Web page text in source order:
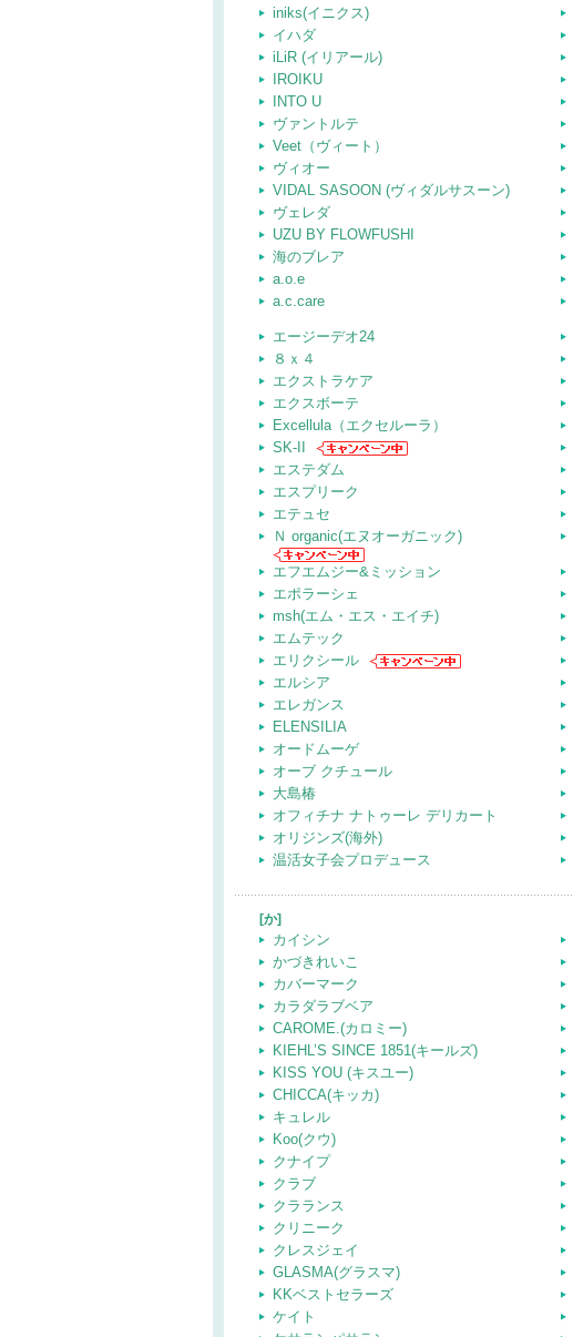
iniks(イニクス)
イハダ
iLiR (イリアール)
IROIKU
INTO U
ヴァントルテ
Veet（ヴィート）
ヴィオー
VIDAL SASOON (ヴィダルサスーン)
ヴェレダ
UZU BY FLOWFUSHI
海のブレア
a.o.e
a.c.care
エージーデオ24
８ｘ４
エクストラケア
エクスボーテ
Excellula（エクセルーラ）
SK-II
エステダム
エスプリーク
エテュセ
Ｎ organic(エヌオーガニック)
エフエムジー&ミッション
エポラーシェ
msh(エム・エス・エイチ)
エムテック
エリクシール
エルシア
エレガンス
ELENSILIA
オードムーゲ
オーブ クチュール
大島椿
オフィチナ ナトゥーレ デリカート
オリジンズ(海外)
温活女子会プロデュース
[か]
カイシン
かづきれいこ
カバーマーク
カラダラブベア
CAROME.(カロミー)
KIEHL’S SINCE 1851(キールズ)
KISS YOU (キスユー)
CHICCA(キッカ)
キュレル
Koo(クウ)
クナイプ
クラブ
クラランス
クリニーク
クレスジェイ
GLASMA(グラスマ)
KKベストセラーズ
ケイト